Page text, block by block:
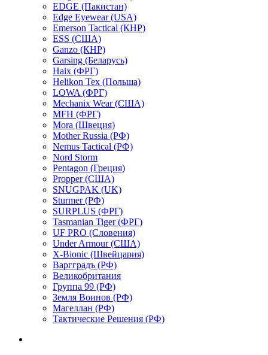
EDGE (Пакистан)
Edge Eyewear (USA)
Emerson Tactical (КНР)
ESS (США)
Ganzo (КНР)
Garsing (Беларусь)
Haix (ФРГ)
Helikon Tex (Польша)
LOWA (ФРГ)
Mechanix Wear (США)
MFH (ФРГ)
Mora (Швеция)
Mother Russia (РФ)
Nemus Tactical (РФ)
Nord Storm
Pentagon (Греция)
Propper (США)
SNUGPAK (UK)
Sturmer (РФ)
SURPLUS (ФРГ)
Tasmanian Tiger (ФРГ)
UF PRO (Словения)
Under Armour (США)
X-Bionic (Швейцария)
Варгградъ (РФ)
Великобритания
Группа 99 (РФ)
Земля Воинов (РФ)
Магеллан (РФ)
Тактические Решения (РФ)